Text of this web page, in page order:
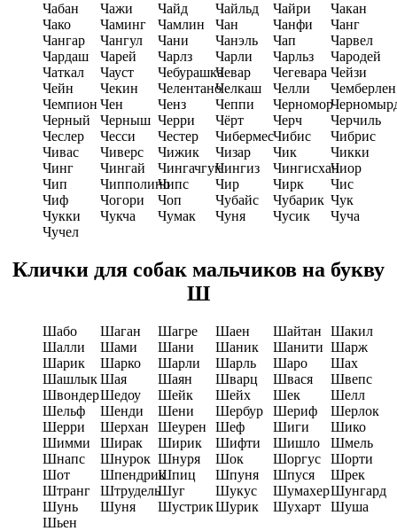
Чабан Чажи Чайд Чайльд Чайри
Чакан
Чако
Чаминг Чамлин Чан Чанфи
Чанг
Чангар
Чангул Чани Чанэль Чап
Чарвел
Чардаш
Чарей Чарлз Чарли Чарльз
Чародей
Чаткал
Чауст ЧебурашкаЧевар Чегевара Чейзи
Чейн
Чекин ЧелентаноЧелкаш Челли
Чемберлен
Чемпион Чен Ченз Чеппи Черномор
Черный
Черныш Черри Чёрт Черч
Черчиль
Чеслер
Чесси Честер ЧибермесЧибис
Чибрис
Чивас
Чиверс Чижик Чизар Чик
Чикки
Чинг
Чингай ЧингачгукЧингиз ЧингисханЧиор
Чип
ЧипполиноЧипс Чир Чирк
Чис
Чиф
Чогори Чоп Чубайс Чубарик Чук
Чукки
Чукча Чумак Чуня Чусик
Чуча
Чучел
Клички для собак мальчиков на букву
Ш
Шабо Шаган Шагре Шаен Шайтан
Шакил
Шалли
Шами Шани Шаник Шанити Шарж
Шарик
Шарко Шарли Шарль Шаро
Шах
ШашлыкШая Шаян Шварц Швася
Швепс
ШвондерШедоу Шейк Шейх Шек
Шелл
Шельф
Шенди Шени Шербур Шериф
Шерлок
Шерри
Шерхан Шеурен Шеф Шиги
Шико
Шимми
Ширак Ширик Шифти Шишло
Шмель
Шнапс
Шнурок Шнуря Шок Шоргус
Шорти
Шот
ШпендрикШпиц Шпуня Шпуся
Шрек
Штранг
ШтрудельШуг Шукус ШумахерШунгард
Шунь
Шуня ШустрикШурик Шухарт
Шуша
Шьен